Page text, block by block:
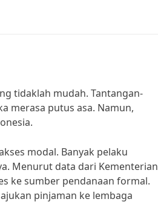
tidaklah mudah. Tantangan-
merasa putus asa. Namun,
modal. Banyak pelaku
Menurut data dari Kementerian
ke sumber pendanaan formal.
pinjaman ke lembaga